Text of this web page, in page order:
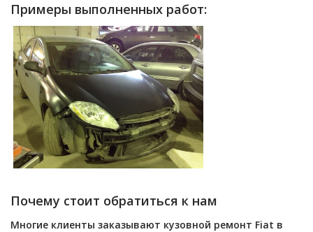
Примеры выполненных работ:
Почему стоит обратиться к нам
Многие клиенты заказывают кузовной ремонт Fiat в